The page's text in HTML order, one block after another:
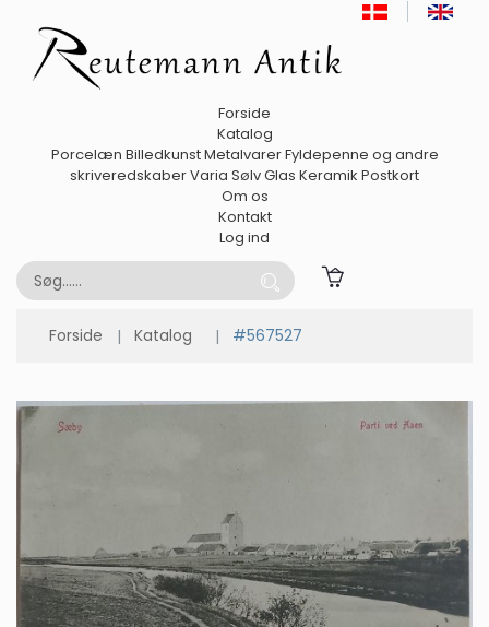
Forside
Katalog
Porcelæn BilledkunstMetalvarerFyldepenne og andre
skriveredskaberVaria SølvGlas Keramik Postkort
Om os
Kontakt
Log ind
Forside Katalog #567527